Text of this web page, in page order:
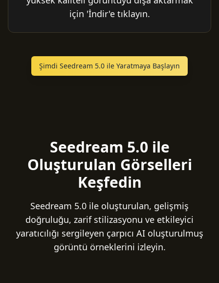
için 'İndir'e tıklayın.
Şimdi Seedream 5.0 ile Yaratmaya Başlayın
Seedream 5.0 ile
Oluşturulan Görselleri
Keşfedin
Seedream 5.0 ile oluşturulan, gelişmiş
doğruluğu, zarif stilizasyonu ve etkileyici
yaratıcılığı sergileyen çarpıcı AI oluşturulmuş
görüntü örneklerini izleyin.